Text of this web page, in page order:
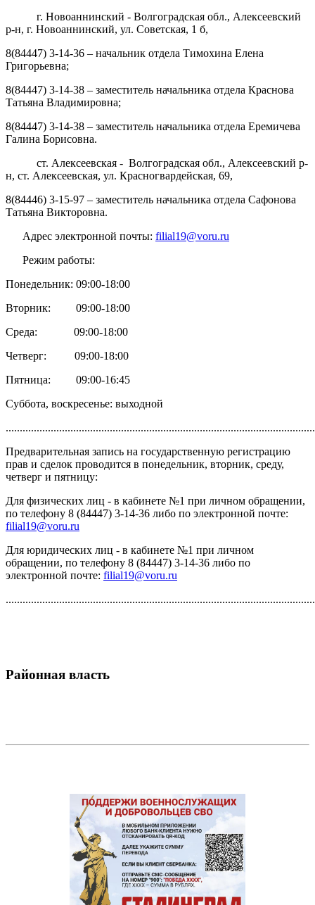
г. Новоаннинский - Волгоградская обл., Алексеевский
р-н, г. Новоаннинский, ул. Советская, 1 б,
8(84447) 3-14-36 – начальник отдела Тимохина Елена
Григорьевна;
8(84447) 3-14-38 – заместитель начальника отдела Краснова
Татьяна Владимировна;
8(84447) 3-14-38 – заместитель начальника отдела Еремичева
Галина Борисовна.
ст. Алексеевская - Волгоградская обл., Алексеевский р-
н, ст. Алексеевская, ул. Красногвардейская, 69,
8(84446) 3-15-97 – заместитель начальника отдела Сафонова
Татьяна Викторовна.
Адрес электронной почты: filial19@voru.ru
Режим работы:
Понедельник: 09:00-18:00
Вторник: 09:00-18:00
Среда: 09:00-18:00
Четверг: 09:00-18:00
Пятница: 09:00-16:45
Суббота, воскресенье: выходной
Предварительная запись на государственную регистрацию
прав и сделок проводится в понедельник, вторник, среду,
четверг и пятницу:
Для физических лиц - в кабинете №1 при личном обращении,
по телефону 8 (84447) 3-14-36 либо по электронной почте:
filial19@voru.ru
Для юридических лиц - в кабинете №1 при личном
обращении, по телефону 8 (84447) 3-14-36 либо по
электронной почте: filial19@voru.ru
Районная власть